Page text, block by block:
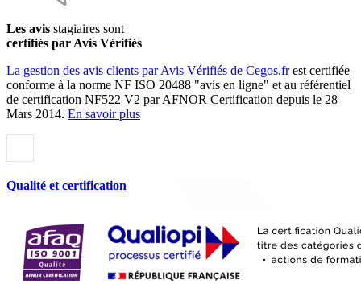
Les avis stagiaires sont
certifiés par Avis Vérifiés
La gestion des avis clients par Avis Vérifiés de Cegos.frest certifiée
conforme à la norme NF ISO 20488 "avis en ligne" et au référentiel
de certification NF522 V2 par AFNOR Certification depuis le 28
Mars 2014. En savoir plus
Qualité et certification